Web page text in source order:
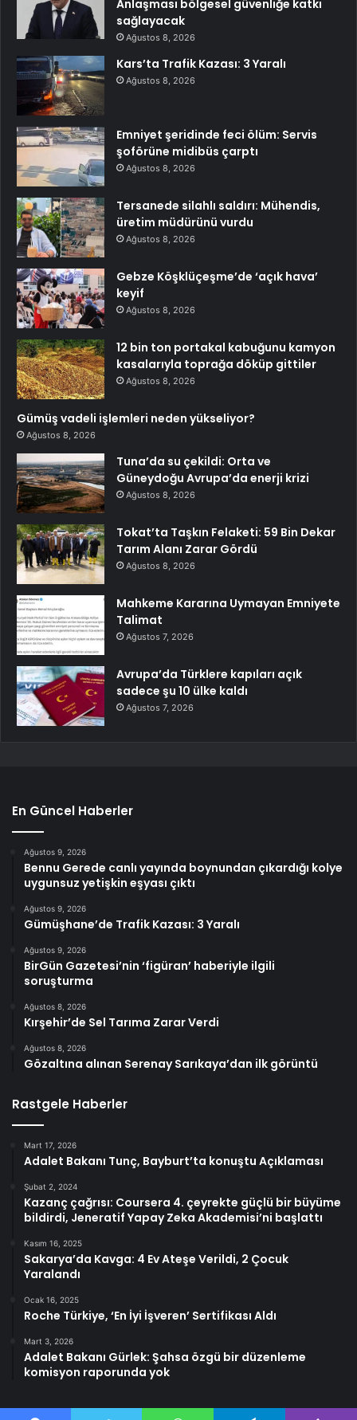
Anlaşması bölgesel güvenliğe katkı
sağlayacak
Ağustos 8, 2026
Kars’ta Trafik Kazası: 3 Yaralı
Ağustos 8, 2026
Emniyet şeridinde feci ölüm: Servis
şoförüne midibüs çarptı
Ağustos 8, 2026
Tersanede silahlı saldırı: Mühendis,
üretim müdürünü vurdu
Ağustos 8, 2026
Gebze Köşklüçeşme’de ‘açık hava’
keyif
Ağustos 8, 2026
12 bin ton portakal kabuğunu kamyon
kasalarıyla toprağa döküp gittiler
Ağustos 8, 2026
Gümüş vadeli işlemleri neden yükseliyor?
Ağustos 8, 2026
Tuna’da su çekildi: Orta ve
Güneydoğu Avrupa’da enerji krizi
Ağustos 8, 2026
Tokat’ta Taşkın Felaketi: 59 Bin Dekar
Tarım Alanı Zarar Gördü
Ağustos 8, 2026
Mahkeme Kararına Uymayan Emniyete
Talimat
Ağustos 7, 2026
Avrupa’da Türklere kapıları açık
sadece şu 10 ülke kaldı
Ağustos 7, 2026
En Güncel Haberler
Ağustos 9, 2026
Bennu Gerede canlı yayında boynundan çıkardığı kolye
uygunsuz yetişkin eşyası çıktı
Ağustos 9, 2026
Gümüşhane’de Trafik Kazası: 3 Yaralı
Ağustos 9, 2026
BirGün Gazetesi’nin ‘figüran’ haberiyle ilgili
soruşturma
Ağustos 8, 2026
Kırşehir’de Sel Tarıma Zarar Verdi
Ağustos 8, 2026
Gözaltına alınan Serenay Sarıkaya’dan ilk görüntü
Rastgele Haberler
Mart 17, 2026
Adalet Bakanı Tunç, Bayburt’ta konuştu Açıklaması
Şubat 2, 2024
Kazanç çağrısı: Coursera 4. çeyrekte güçlü bir büyüme
bildirdi, Jeneratif Yapay Zeka Akademisi’ni başlattı
Kasım 16, 2025
Sakarya’da Kavga: 4 Ev Ateşe Verildi, 2 Çocuk
Yaralandı
Ocak 16, 2025
Roche Türkiye, ‘En İyi İşveren’ Sertifikası Aldı
Mart 3, 2026
Adalet Bakanı Gürlek: Şahsa özgü bir düzenleme
komisyon raporunda yok